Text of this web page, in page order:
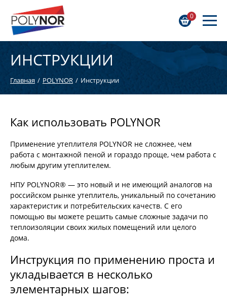
0
ИНСТРУКЦИИ
Главная POLYNOR Инструкции
Как использовать POLYNOR
Применение утеплителя POLYNOR не сложнее, чем
работа с монтажной пеной и гораздо проще, чем работа с
любым другим утеплителем.
НПУ POLYNOR® — это новый и не имеющий аналогов на
российском рынке утеплитель, уникальный по сочетанию
характеристик и потребительских качеств. С его
помощью вы можете решить самые сложные задачи по
теплоизоляции своих жилых помещений или целого
дома.
Инструкция по применению проста и
укладывается в несколько
элементарных шагов: